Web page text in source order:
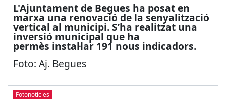
L'Ajuntament de Begues ha posat en
marxa una renovació de la senyalització
vertical al municipi. S’ha realitzat una
inversió municipal que ha
permès instal·lar 191 nous indicadors.
Foto: Aj. Begues
Fotonotícies